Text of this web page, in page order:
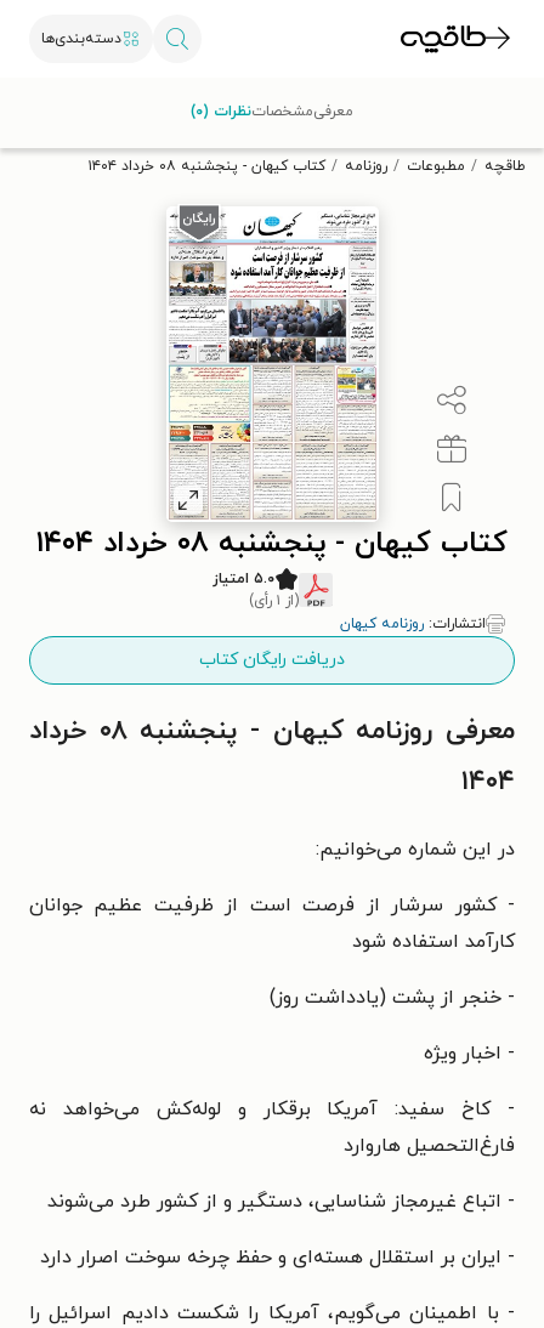
دسته‌بندی‌ها
تخفیف از طاقچه دریافت کن.
طاقچه مطبوعات روزنامه کتاب کیهان - پنجشنبه ۰۸ خرداد ۱۴۰۴
کتاب کیهان - پنجشنبه ۰۸ خرداد ۱۴۰۴
۵.۰ امتیاز
(از ۱ رأی)
انتشارات: روزنامه کیهان
دریافت رایگان کتاب
معرفیمشخصاتنظرات (۰)
معرفی روزنامه کیهان - پنجشنبه ۰۸ خرداد
۱۴۰۴
در این شماره می‌خوانیم:
- کشور سرشار از فرصت است از ظرفیت عظیم جوانان
کارآمد استفاده شود
- خنجر از پشت (یادداشت روز)
- اخبار ویژه
- کاخ سفید: آمریکا برقکار و لوله‌کش می‌خواهد نه
فارغ‌التحصیل‌ هاروارد
- اتباع غیرمجاز شناسایی، دستگیر و از کشور طرد می‌شوند
- ایران بر استقلال هسته‌ای و حفظ چرخه سوخت اصرار دارد
- با اطمینان می‌گویم، آمریکا را شکست دادیم اسرائیل را